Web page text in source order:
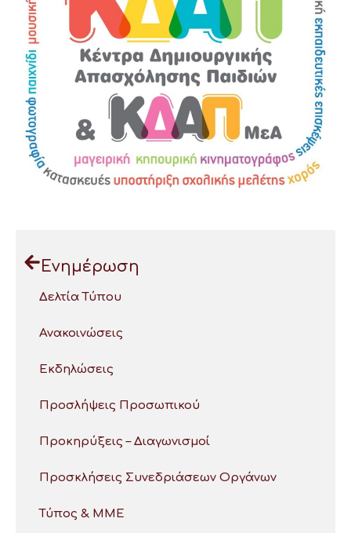
Ενημέρωση
Δελτία Τύπου
Ανακοινώσεις
Εκδηλώσεις
Προσλήψεις Προσωπικού
Προκηρύξεις – Διαγωνισμοί
Προσκλήσεις Συνεδριάσεων Οργάνων
Τύπος & ΜΜΕ